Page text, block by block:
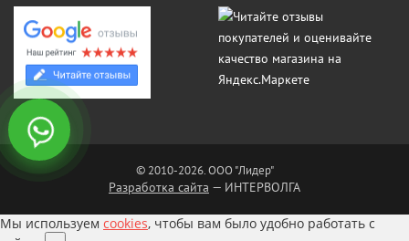
© 2010-2026. ООО "Лидер"
Разработка сайта — ИНТЕРВОЛГА
Мы используем cookies, чтобы вам было удобно работать с